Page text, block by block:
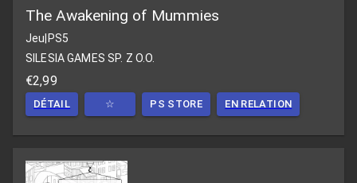
The Awakening of Mummies
Jeu PS5
SILESIA GAMES SP. Z O.O.
€2,99
DÉTAIL ☆ PS STORE EN RELATION